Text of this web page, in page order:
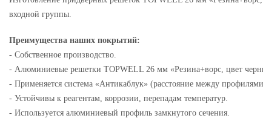
входной группы.
Преимущества наших покрытий:
- Собственное производство.
- Алюминиевые решетки TOPWELL 26 мм «Резина+ворс, цвет
- Применяется система «Антикаблук» (расстояние между
- Устойчивы к реагентам, коррозии, перепадам температур.
- Используется алюминиевый профиль замкнутого сечения.